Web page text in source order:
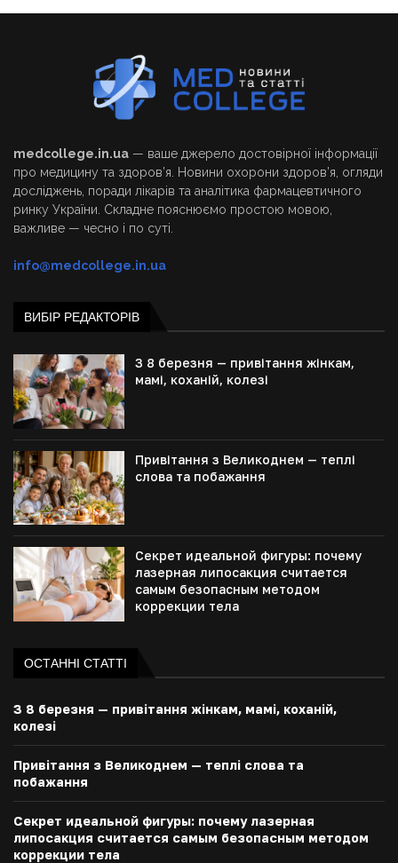
medcollege.in.ua — ваше джерело достовірної інформації
про медицину та здоров’я. Новини охорони здоров’я, огляди
досліджень, поради лікарів та аналітика фармацевтичного
ринку України. Складне пояснюємо простою мовою,
важливе — чесно і по суті.
info@medcollege.in.ua
ВИБІР РЕДАКТОРІВ
З 8 березня — привітання жінкам,
мамі, коханій, колезі
Привітання з Великоднем — теплі
слова та побажання
Секрет идеальной фигуры: почему
лазерная липосакция считается
самым безопасным методом
коррекции тела
ОСТАННІ СТАТТІ
З 8 березня — привітання жінкам, мамі, коханій,
колезі
Привітання з Великоднем — теплі слова та
побажання
Секрет идеальной фигуры: почему лазерная
липосакция считается самым безопасным методом
коррекции тела